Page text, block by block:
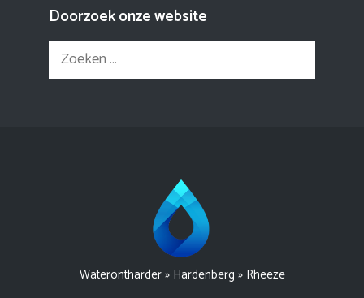
Doorzoek onze website
Zoek
naar:
Waterontharder» Hardenberg » Rheeze